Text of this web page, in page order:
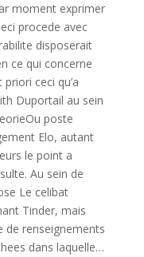
moment exprimer
procede avec
disposerait
ce qui concerne
ceci qu’a
Duportail au sein
poste
Elo, autant
le point a
Au sein de
Le celibat
Tinder, mais
de renseignements
dans laquelle…